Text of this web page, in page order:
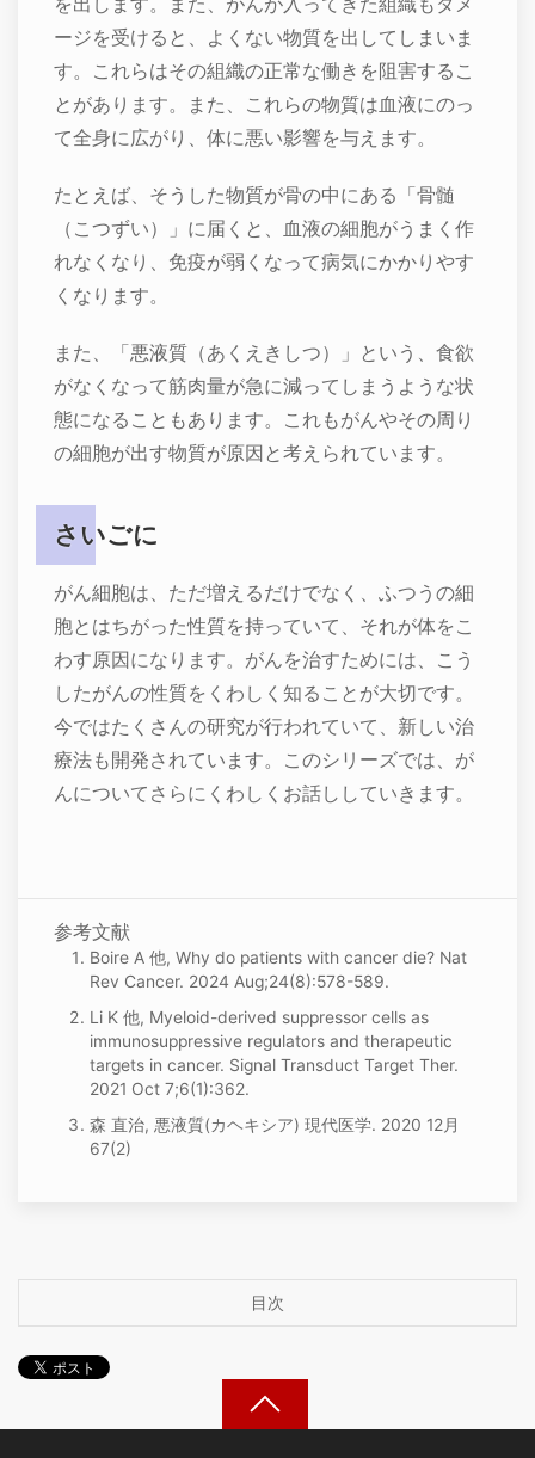
ージを受けると、よくない物質を出してしまいま
す。これらはその組織の正常な働きを阻害するこ
とがあります。また、これらの物質は血液にのっ
て全身に広がり、体に悪い影響を与えます。
たとえば、そうした物質が骨の中にある「骨髄
（こつずい）」に届くと、血液の細胞がうまく作
れなくなり、免疫が弱くなって病気にかかりやす
くなります。
また、「悪液質（あくえきしつ）」という、食欲
がなくなって筋肉量が急に減ってしまうような状
態になることもあります。これもがんやその周り
の細胞が出す物質が原因と考えられています。
さいごに
がん細胞は、ただ増えるだけでなく、ふつうの細
胞とはちがった性質を持っていて、それが体をこ
わす原因になります。がんを治すためには、こう
したがんの性質をくわしく知ることが大切です。
今ではたくさんの研究が行われていて、新しい治
療法も開発されています。このシリーズでは、が
んについてさらにくわしくお話ししていきます。
参考文献
Boire A 他, Why do patients with cancer die? Nat
Rev Cancer. 2024 Aug;24(8):578-589.
Li K 他, Myeloid-derived suppressor cells as
immunosuppressive regulators and therapeutic
targets in cancer. Signal Transduct Target Ther.
2021 Oct 7;6(1):362.
森 直治, 悪液質(カヘキシア) 現代医学. 2020 12月
67(2)
目次